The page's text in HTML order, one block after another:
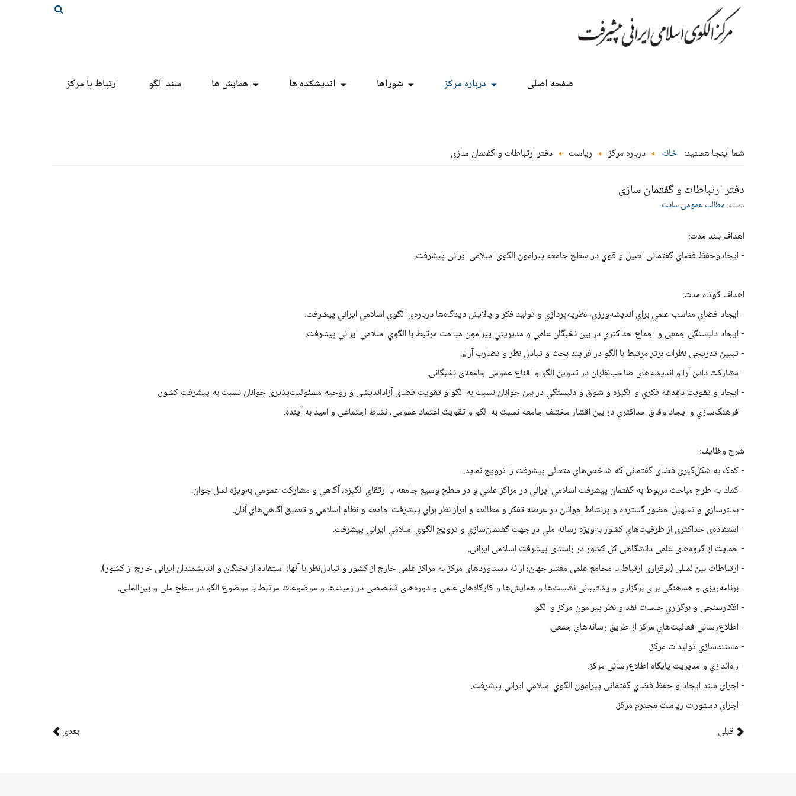
صفحه اصلی درباره مرکز شوراها اندیشکده ها همایش ها سند الگو ارتباط با مرکز
شما اینجا هستید: خانه درباره مرکز ریاست دفتر ارتباطات و گفتمان سازی
دفتر ارتباطات و گفتمان سازی
دسته:مطالب عمومی سایت
اهداف بلند مدت:
- ایجادوحفظ فضاي گفتمانی اصیل و قوي در سطح جامعه پیرامون الگوی اسلامی ایرانی پیشرفت.
اهداف کوتاه مدت:
- ايجاد فضاي مناسب علمي براي اندیشه‌ورزی، نظريه­‌پردازي و توليد فكر و پالایش دیدگاه‌ها درباره­‌ی الگوي اسلامي ايراني پيشرفت.
- ايجاد دلبستگی جمعی و اجماع حداكثري در بین نخبگان علمي و مديريتي پيرامون مباحث مرتبط با الگوي اسلامي ايراني پيشرفت.
- تبیین تدریجی نظرات برتر مرتبط با الگو در فرایند بحث و تبادل نظر و تضارب آراء.
- مشارکت دادن آرا و اندیشه­‌های صاحب‌نظران در تدوین الگو و اقناع عمومی جامعه­‌ی نخبگانی.
- ايجاد و تقویت دغدغه فكري و انگيزه و شوق و دلبستگي در بين جوانان نسبت به الگو و تقویت فضای آزاداندیشی و روحیه مسئولیت­‌پذیری جوانان نسبت به پیشرفت کشور.
- فرهنگ‌­سازي و ايجاد وفاق حداكثري در بين اقشار مختلف جامعه نسبت به الگو و تقویت اعتماد عمومی، نشاط اجتماعی و امید به آینده.
شرح وظایف:
- کمک به شکل‌گیری فضای گفتمانی که شاخص‌های متعالی پیشرفت را ترویج نماید.
- كمك به طرح مباحث مربوط به گفتمان پيشرفت اسلامي ايراني در مراكز علمي و در سطح وسيع جامعه با ارتقاي انگيزه، آگاهي و مشاركت عمومي به‌ويژه نسل جوان.
- بسترسازي و تسهيل حضور گسترده و پرنشاط جوانان در عرصه تفكر و مطالعه و ابراز نظر براي پيشرفت جامعه و نظام اسلامي و تعميق آگاهي‌هاي آنان.
- استفاده‌ی حداكثری از ظرفيت‌هاي کشور به‌ويژه رسانه ملي در جهت گفتمان‌سازي و ترويج الگوي اسلامي ايراني پيشرفت.
- حمایت از گروه‌های علمی دانشگاهی کل کشور در راستای پیشرفت اسلامی ایرانی.
- ارتباطات بین‌المللی (برقراری ارتباط با مجامع علمی معتبر جهان؛ ارائه دستاوردهای مرکز به مراکز علمی خارج از کشور و تبادل‌نظر با آنها؛ استفاده از نخبگان و اندیشمندان ایرانی خارج از کشور).
- برنامه­‌ریزی و هماهنگی برای برگزاری و پشتیبانی نشست­‌ها و همایش­‌ها و کارگاه­‌های علمی و دوره‌­های تخصصی در زمینه­‌ها و موضوعات مرتبط با موضوع الگو در سطح ملی و بین‌­المللی.
- افکارسنجی و برگزاري جلسات نقد و نظر پیرامون مرکز و الگو.
- اطلاع‌رسانی فعالیت‌هاي مرکز از طریق رسانه‌هاي جمعی.
- مستندسازي تولیدات مرکز.
- راه‌اندازي و مدیریت پایگاه اطلاع‌رسانی مرکز.
- اجرای سند ايجاد و حفظ فضاي گفتمانی پیرامون الگوي اسلامي ايراني پيشرفت.
- اجراي دستورات ریاست محترم مرکز.
قبلی
بعدی